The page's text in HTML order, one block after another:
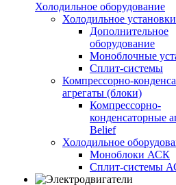
Холодильное оборудование
Холодильное
Дополнительное
оборудование
Моноблочные
Сплит-системы
Компрессорно-
агрегаты (блоки)
Компрессорно-
конденсаторные
Belief
Холодильное
Моноблоки АСК
Сплит-системы